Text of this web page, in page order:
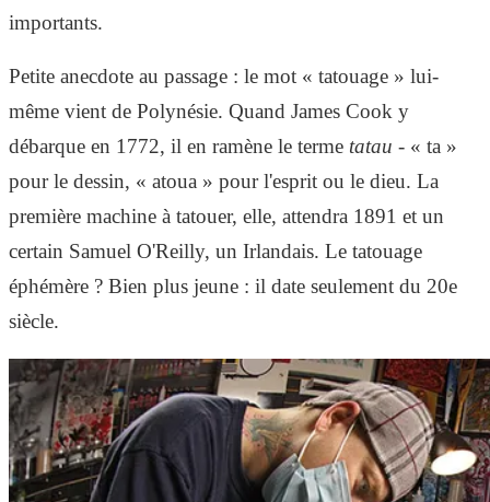
importants.
Petite anecdote au passage : le mot « tatouage » lui-
même vient de Polynésie. Quand James Cook y
débarque en 1772, il en ramène le terme tatau - « ta »
pour le dessin, « atoua » pour l'esprit ou le dieu. La
première machine à tatouer, elle, attendra 1891 et un
certain Samuel O'Reilly, un Irlandais. Le tatouage
éphémère ? Bien plus jeune : il date seulement du 20e
siècle.